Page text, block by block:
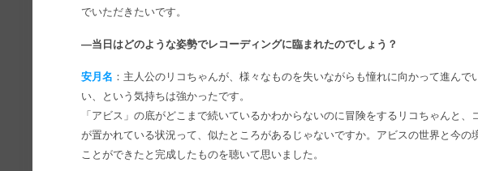
でいただきたいです。
―当日はどのような姿勢でレコーディングに臨まれたのでしょう？
安月名 ：主人公のリコちゃんが、様々なものを失いながらも憧れに向かって進んで
い、という気持ちは強かったです。
「アビス」の底がどこまで続いているかわからないのに冒険をするリコちゃんと、
が置かれている状況って、似たところがあるじゃないですか。アビスの世界と今の
ことができたと完成したものを聴いて思いました。